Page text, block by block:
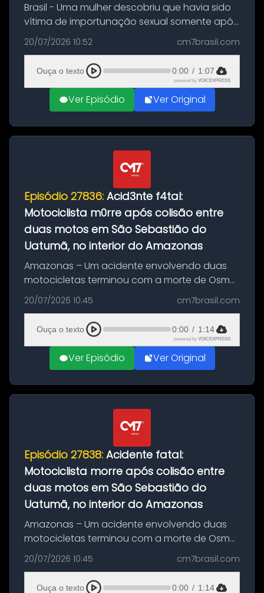
Brasil - Uma mulher descobriu que havia sido
vítima de importunação sexual somente após
assistir a um vídeo que gravou enquanto
treinava na academia de um condomínio em
Feira de Santana, na Bahia. O c...
20/07/2026 10:52 cm7brasil.com
Ouça o texto 0:00 / 1:07
powered by VOICEXPRESS
Ver Episódio Ver Original
Episódio 27836: Acid3nte f4tal:
Motociclista m0rre após colisão entre
duas motos em São Sebastião do
Uatumã, no interior do Amazonas
Amazonas – Um acidente envolvendo duas
motocicletas terminou com a morte de Osmar
Figueiredo de Souza, de 38 anos, no município
de São Sebastião do Uatumã, no interior do
Amazonas. A colisão ocorreu n...
20/07/2026 10:45 cm7brasil.com
Ouça o texto 0:00 / 1:14
powered by VOICEXPRESS
Ver Episódio Ver Original
Episódio 27838: Acidente fatal:
Motociclista morre após colisão entre
duas motos em São Sebastião do
Uatumã, no interior do Amazonas
Amazonas – Um acidente envolvendo duas
motocicletas terminou com a morte de Osmar
Figueiredo de Souza, de 38 anos, no município
de São Sebastião do Uatumã, no interior do
Amazonas. A colisão ocorreu n...
20/07/2026 10:45 cm7brasil.com
Ouça o texto 0:00 / 1:14